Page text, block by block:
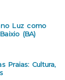
Luz como
(BA)
Praias: Cultura,